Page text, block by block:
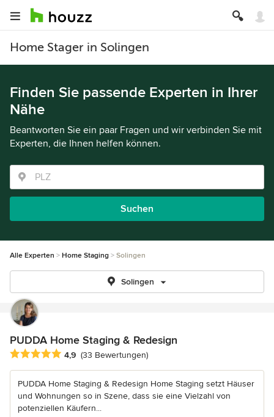
Home Stager in Solingen
Finden Sie passende Experten in Ihrer
Nähe
Beantworten Sie ein paar Fragen und wir verbinden Sie mit
Experten, die Ihnen helfen können.
Suchen
Alle Experten Home Staging Solingen
Solingen
PUDDA Home Staging & Redesign
Durchschnittliche Bewertung: 4.9 von 5 Sternen
4,9 (33 Bewertungen)
PUDDA Home Staging & Redesign Home Staging setzt Häuser
und Wohnungen so in Szene, dass sie eine Vielzahl von
potenziellen Käufern...